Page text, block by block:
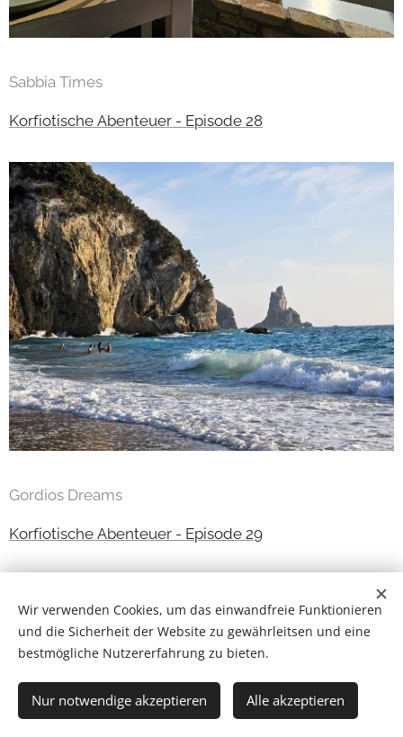
Sabbia Times
Korfiotische Abenteuer - Episode 28
Gordios Dreams
Korfiotische Abenteuer - Episode 29
Wir verwenden Cookies, um das einwandfreie Funktionieren
und die Sicherheit der Website zu gewährleitsen und eine
bestmögliche Nutzererfahrung zu bieten.
Nur notwendige akzeptieren Alle akzeptieren